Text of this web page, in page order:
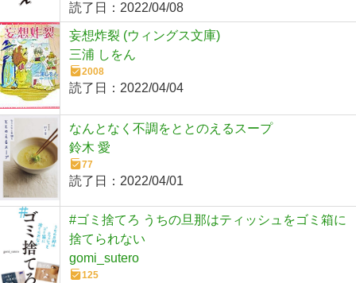
読了日： 2022/04/08
妄想炸裂 (ウィングス文庫)
三浦 しをん
2008
読了日： 2022/04/04
なんとなく不調をととのえるスープ
鈴木 愛
77
読了日： 2022/04/01
#ゴミ捨てろ うちの旦那はティッシュをゴミ箱に
捨てられない
gomi_sutero
125